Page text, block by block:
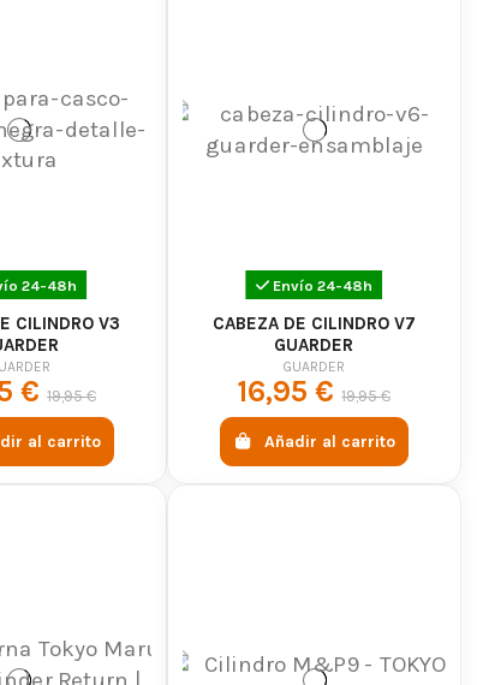
24-48h
CILINDRO V3
€ 19,95 €
al carrito
Envío 24-48h
CABEZA DE CILINDRO V7
GUARDER
GUARDER
16,95 €19,95 €
Añadir al carrito